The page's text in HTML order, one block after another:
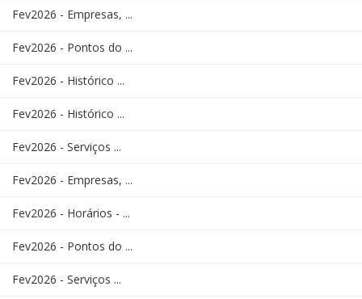
Fev2026 - Empresas, ...
Fev2026 - Pontos do ...
Fev2026 - Histórico ...
Fev2026 - Histórico ...
Fev2026 - Serviços ...
Fev2026 - Empresas, ...
Fev2026 - Horários - ...
Fev2026 - Pontos do ...
Fev2026 - Serviços ...